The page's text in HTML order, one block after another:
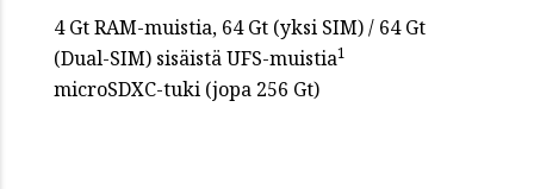
4 Gt RAM-muistia, 64 Gt (yksi SIM) / 64 Gt
(Dual-SIM) sisäistä UFS-muistia1
microSDXC-tuki (jopa 256 Gt)